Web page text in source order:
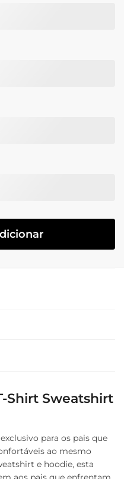
Shirt Sweatshirt
para os pais que
ao mesmo
e hoodie, esta